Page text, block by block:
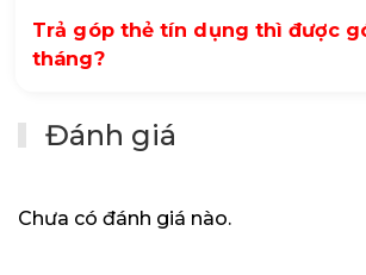
Dell U2424H sở hữu thiết kế hiện đại
siêu mỏng 3 cạnh, mang đến không
chiều cao để có góc nhìn thoải mái nhất.
Trả góp thẻ tín dụng thì được
tháng?
Đánh giá
Chưa có đánh giá nào.